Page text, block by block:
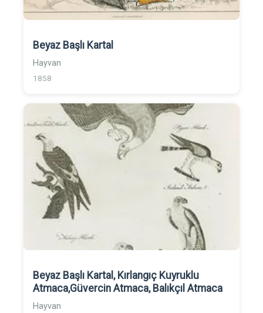
Beyaz Başlı Kartal
Hayvan
1858
Beyaz Başlı Kartal, Kırlangıç Kuyruklu
Atmaca,Güvercin Atmaca, Balıkçıl Atmaca
Hayvan